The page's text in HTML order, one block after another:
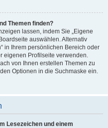
Themen finden?
lassen, indem Sie „Eigene
auswählen. Alternativ
in Ihrem persönlichen Bereich oder
eigenen Profilseite verwenden.
von Ihnen erstellen Themen zu
Optionen in die Suchmaske ein.
Lesezeichen und einem